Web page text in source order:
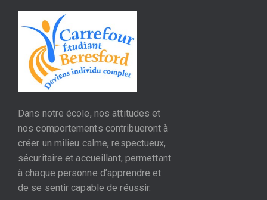
Dans notre école, nos attitudes et
nos comportements contribueront à
créer un milieu calme, respectueux,
sécuritaire et accueillant, permettant
à chaque personne d’apprendre et
de se sentir capable de réussir.